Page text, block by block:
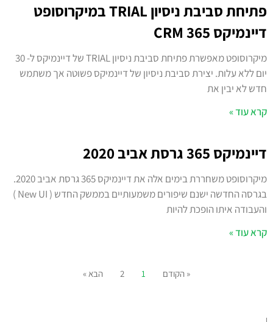
פתיחת סביבת ניסיון TRIAL במיקרוסופט
דיינמיקס 365 CRM
מיקרוסופט מאפשרת פתיחת סביבת ניסיון TRIAL של דיינמיקס ל- 30
יום ללא עלות. יצירת סביבת ניסיון של דיינמיקס פשוטה אך משתמש
חדש לא יבין את
קרא עוד »
דיינמיקס 365 גרסת אביב 2020
מיקרוסופט משחררת בימים אלה את דיינמיקס 365 גרסת אביב 2020.
בגרסה החדשה ישנם שיפורים משמעותיים בממשק החדש ( New UI )
והעבודה איתו הופכת להיות
קרא עוד »
« הקודם 1
2 הבא »